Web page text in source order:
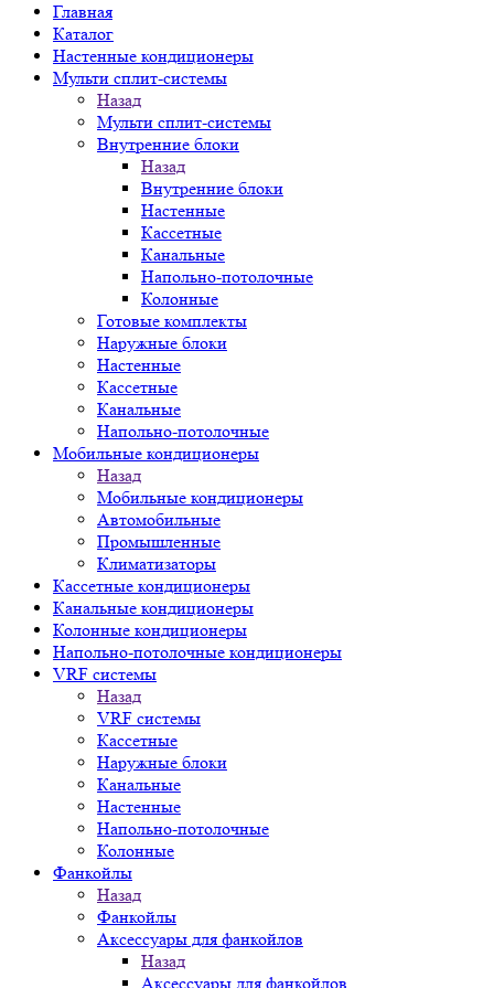
Главная
Каталог
Настенные кондиционеры
Мульти сплит-системы
Назад
Мульти сплит-системы
Внутренние блоки
Назад
Внутренние блоки
Настенные
Кассетные
Канальные
Напольно-потолочные
Колонные
Готовые комплекты
Наружные блоки
Настенные
Кассетные
Канальные
Напольно-потолочные
Мобильные кондиционеры
Назад
Мобильные кондиционеры
Автомобильные
Промышленные
Климатизаторы
Кассетные кондиционеры
Канальные кондиционеры
Колонные кондиционеры
Напольно-потолочные кондиционеры
VRF системы
Назад
VRF системы
Кассетные
Наружные блоки
Канальные
Настенные
Напольно-потолочные
Колонные
Фанкойлы
Назад
Фанкойлы
Аксессуары для фанкойлов
Назад
Аксессуары для фанкойлов